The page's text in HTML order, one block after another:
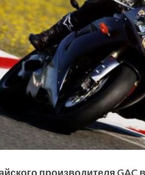
производителя GAC